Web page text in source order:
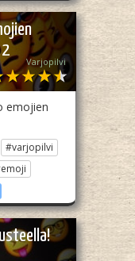
Varjopilvi
emojien
#varjopilvi